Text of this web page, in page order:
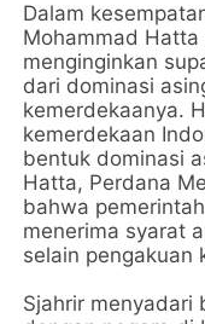
Dalam
Mohammad
menginginkan
dari dominasi
kemerdekaanya.
kemerdekaan
bentuk dominasi
Hatta, Perdana
bahwa
menerima syarat
selain pengakuan
Sjahrir menyadari